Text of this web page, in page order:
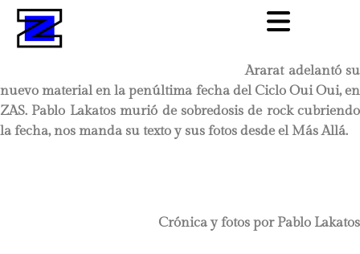
Ararat adelantó su
nuevo material en la penúltima fecha del Ciclo Oui Oui, en
ZAS. Pablo Lakatos murió de sobredosis de rock cubriendo
la fecha, nos manda su texto y sus fotos desde el Más Allá.
Crónica y fotos por Pablo Lakatos